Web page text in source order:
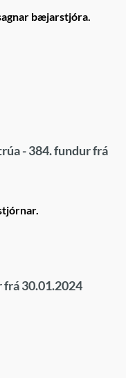
bæjarstjóra.
- 384. fundur frá
30.01.2024